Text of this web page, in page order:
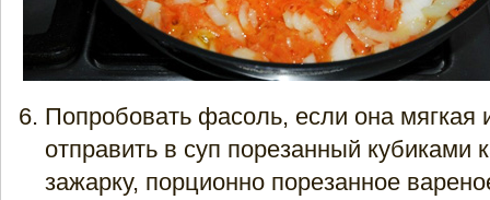
Попробовать фасоль, если она мягкая
отправить в суп порезанный кубиками
зажарку, порционно порезанное